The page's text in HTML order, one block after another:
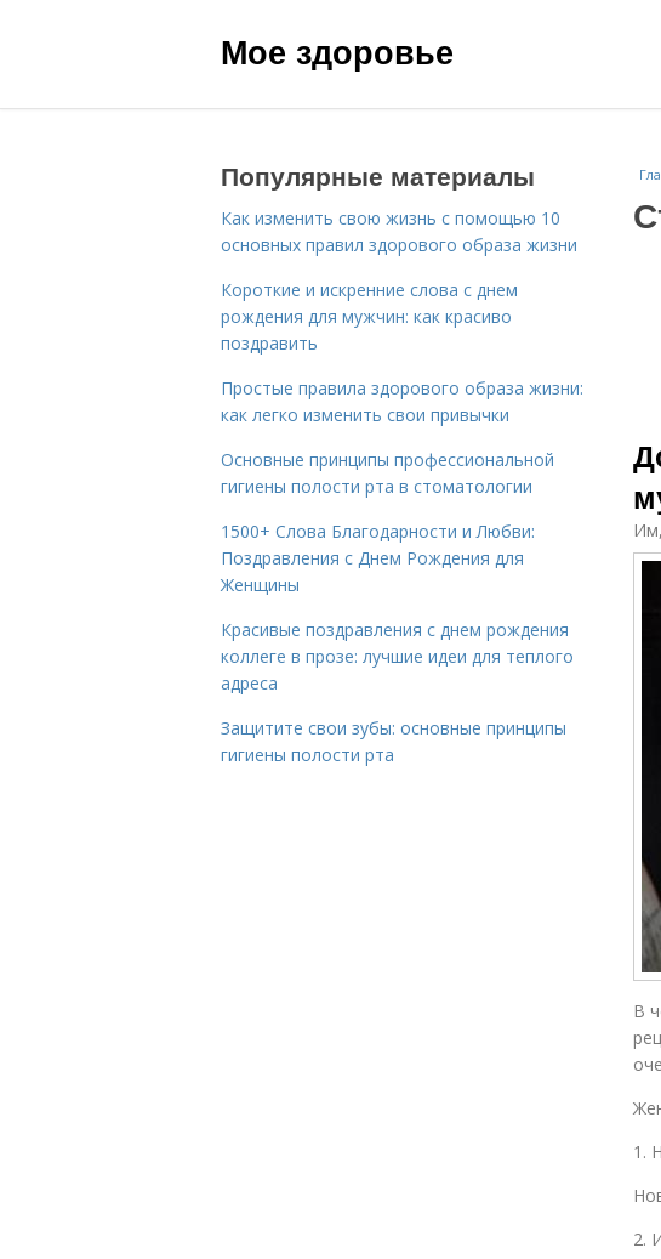
Мое здоровье
В
1.
2.
Популярные материалы
Как изменить свою жизнь с помощью 10
основных правил здорового образа жизни
Короткие и искренние слова с днем
рождения для мужчин: как красиво
поздравить
Простые правила здорового образа жизни:
как легко изменить свои привычки
Основные принципы профессиональной
гигиены полости рта в стоматологии
1500+ Слова Благодарности и Любви:
Поздравления с Днем Рождения для
Женщины
Красивые поздравления с днем рождения
коллеге в прозе: лучшие идеи для теплого
адреса
Защитите свои зубы: основные принципы
гигиены полости рта